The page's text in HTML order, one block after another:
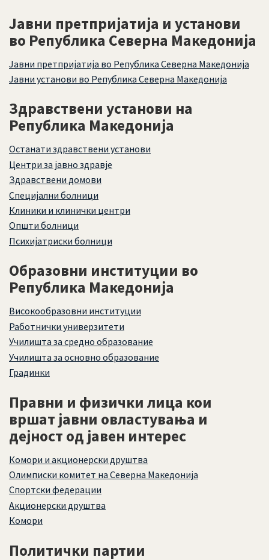
Јавни претпријатија и установи
во Република Северна Македонија
Јавни претпријатија во Република Северна Македонија
Јавни установи во Република Северна Македонија
Здравствени установи на
Република Македонија
Останати здравствени установи
Центри за јавно здравје
Здравствени домови
Специјални болници
Клиники и клинички центри
Општи болници
Психијатриски болници
Образовни институции во
Република Македонија
Високообразовни институции
Работнички универзитети
Училишта за средно образование
Училишта за основно образование
Градинки
Правни и физички лица кои
вршат јавни овластувања и
дејност од јавен интерес
Комори и акционерски друштва
Олимписки комитет на Северна Македонија
Спортски федерации
Акционерски друштва
Комори
Политички партии